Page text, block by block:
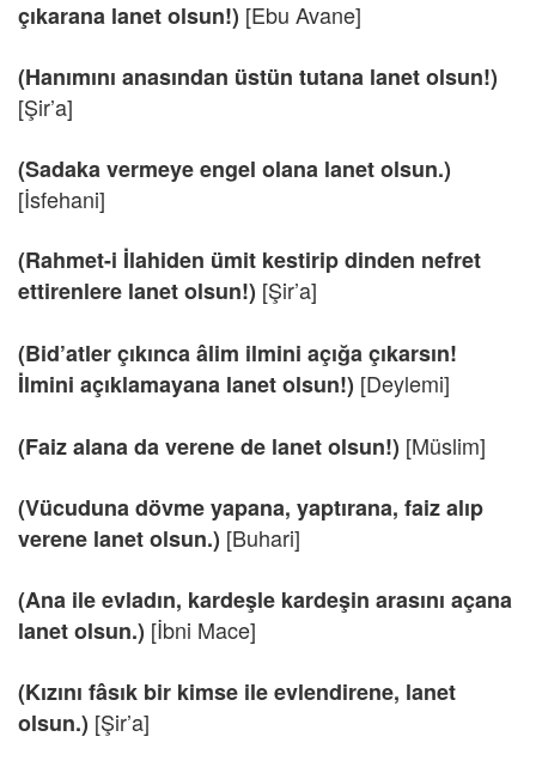
çıkarana lanet olsun!) [Ebu Avane]
(Hanımını anasından üstün tutana lanet olsun!)
[Şir’a]
(Sadaka vermeye engel olana lanet olsun.)
[İsfehani]
(Rahmet-i İlahiden ümit kestirip dinden nefret
ettirenlere lanet olsun!) [Şir’a]
(Bid’atler çıkınca âlim ilmini açığa çıkarsın!
İlmini açıklamayana lanet olsun!) [Deylemi]
(Faiz alana da verene de lanet olsun!) [Müslim]
(Vücuduna dövme yapana, yaptırana, faiz alıp
verene lanet olsun.) [Buhari]
(Ana ile evladın, kardeşle kardeşin arasını açana
lanet olsun.) [İbni Mace]
(Kızını fâsık bir kimse ile evlendirene, lanet
olsun.) [Şir’a]